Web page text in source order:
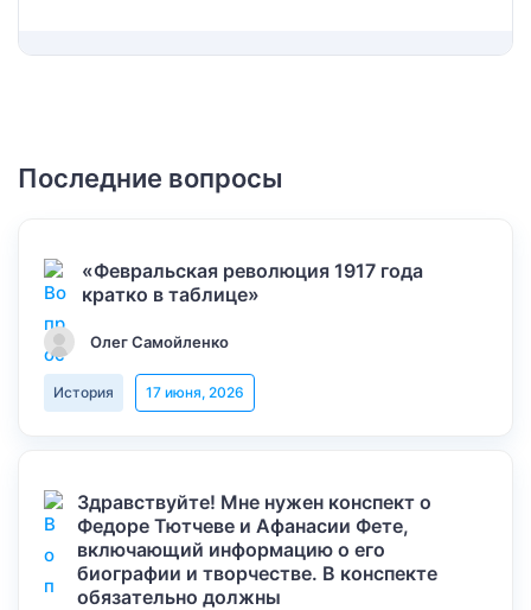
Последние вопросы
«Февральская революция 1917 года
кратко в таблице»
Олег Самойленко
История 17 июня, 2026
Здравствуйте! Мне нужен конспект о
Федоре Тютчеве и Афанасии Фете,
включающий информацию о его
биографии и творчестве. В конспекте
обязательно должны